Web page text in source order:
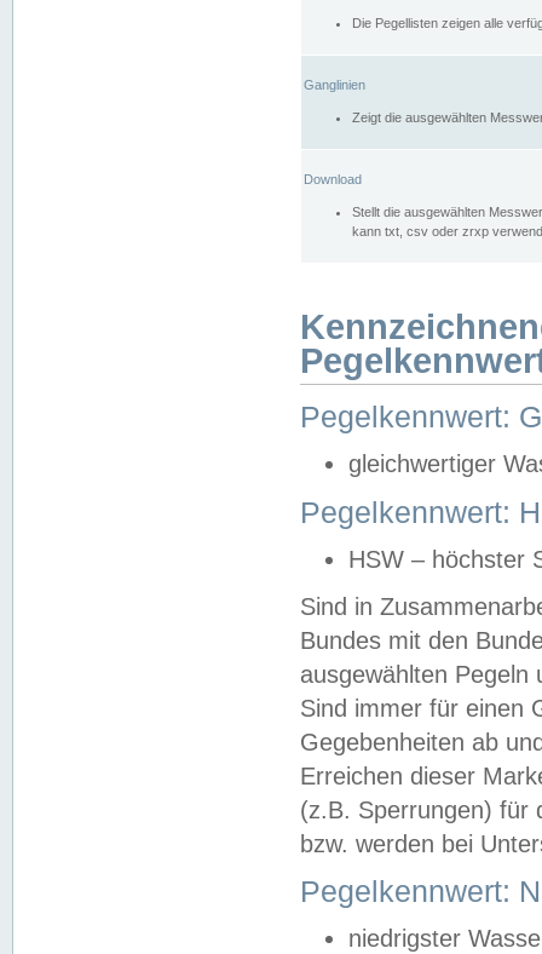
Die Pegellisten zeigen alle
Ganglinien
Zeigt die ausgewählten
Download
Stellt die ausgewählten
kann txt, csv oder zrxp
Pegelkennwert:
gleichwertiger
Pegelkennwert:
HSW – höchster
Sind in
Bundes mit den
ausgewählten
Sind immer für einen
Gegebenheiten ab
Erreichen dieser
(z.B. Sperrungen) für
bzw. werden bei
Pegelkennwert:
niedrigster